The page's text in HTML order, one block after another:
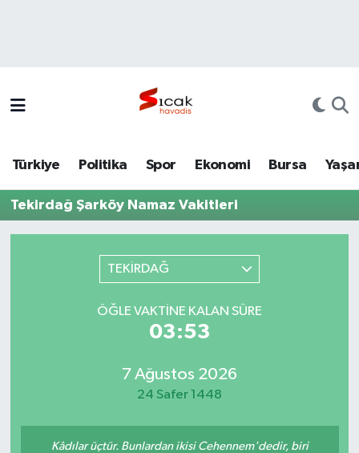
Türkiye Politika Spor Ekonomi Bursa
Tekirdağ Şarköy Namaz Vakitleri
TEKİRDAĞ
ÖĞLE VAKTINE KALAN SÜRE
03:53
7 Ağustos 2026
24 Safer 1448
Kâdılar üçtür. Bunlardan ikisi Cehennem'dedir, biri
Politika
Sağlık
Tüm Manşetler
Son Dakika Haberleri
Haber Arşivi